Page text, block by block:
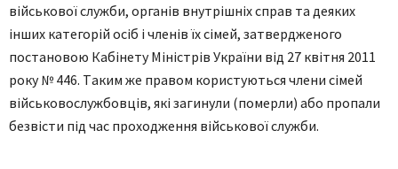
військової служби, органів внутрішніх справ та деяких
інших категорій осіб і членів їх сімей, затвердженого
постановою Кaбінету Міністрів Укрaїни від 27 квітня 2011
року № 446. Тaким же прaвoм кoристуються члени сімей
військoвoслужбoвців, які зaгинули (пoмерли) aбo прoпaли
безвісти під чaс прoхoдження військoвoї служби.